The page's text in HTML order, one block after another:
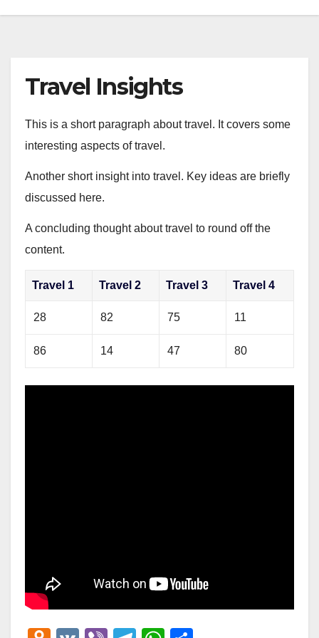
Travel Insights
This is a short paragraph about travel. It covers some
interesting aspects of travel.
Another short insight into travel. Key ideas are briefly
discussed here.
A concluding thought about travel to round off the
content.
Travel 1 Travel 2 Travel 3 Travel 4
28 82 75 11
86 14 47 80